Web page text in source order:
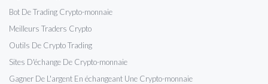
Bot De Trading Crypto-monnaie
Meilleurs Traders Crypto
Outils De Crypto Trading
Sites D'échange De Crypto-monnaie
Gagner De L'argent En échangeant Une Crypto-monnaie